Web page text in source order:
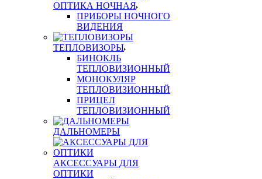
ОПТИКА НОЧНАЯ
ПРИБОРЫ НОЧНОГО
ВИДЕНИЯ
ТЕПЛОВИЗОРЫ
БИНОКЛЬ
ТЕПЛОВИЗИОННЫЙ
МОНОКУЛЯР
ТЕПЛОВИЗИОННЫЙ
ПРИЦЕЛ
ТЕПЛОВИЗИОННЫЙ
ДАЛЬНОМЕРЫ
АКСЕССУАРЫ ДЛЯ
ОПТИКИ